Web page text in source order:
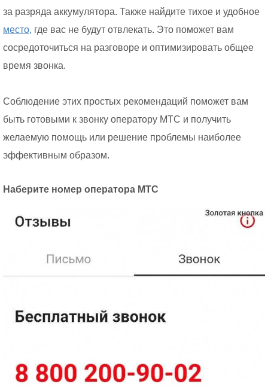
за разряда аккумулятора. Также найдите тихое и удобное
место, где вас не будут отвлекать. Это поможет вам
сосредоточиться на разговоре и оптимизировать общее
время звонка.
Соблюдение этих простых рекомендаций поможет вам
быть готовыми к звонку оператору МТС и получить
желаемую помощь или решение проблемы наиболее
эффективным образом.
Наберите номер оператора МТС